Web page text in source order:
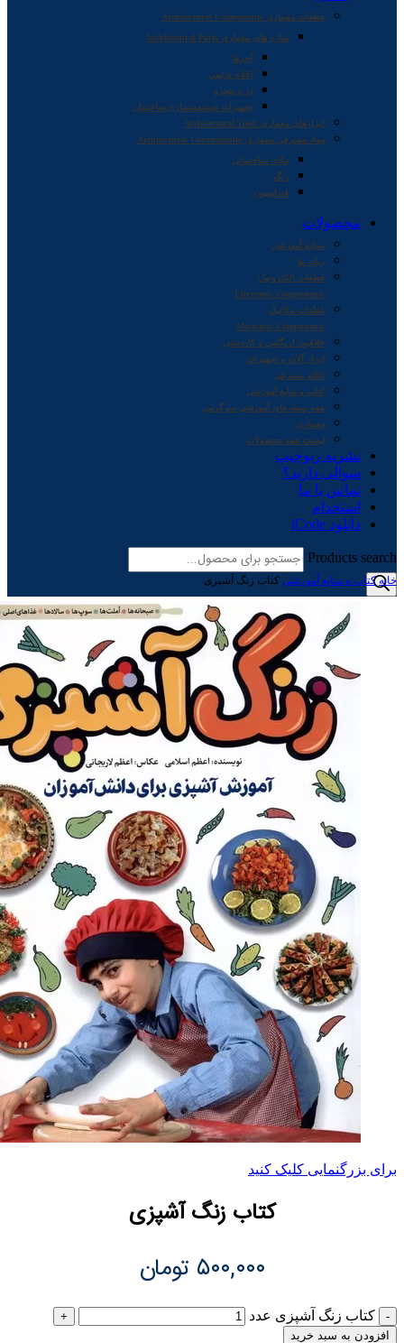
قطعات معماری Architectural Components
سازه های معماری Architectural Parts
آجرها
اقلام تزئینی
در و پنجره
تجهیزات هوشمندسازی ساختمان
ابزارهای معماری Architectural Tools
مواد مصرفی معماری Architectural Consumables
ملات ساختمانی
رنگ
فنداسیون
محصولات
صنایع آموزشی
ربات ها
قطعات الکترونیک
Electronic Components
قطعات مکانیک
Mechanic Components
خلاقیت اریگامی و کاردستی
ابزار آلات و تجهیزات
اقلام مصرفی
کتاب و منابع آموزشی
همه بسته های آموزشی-سرگرمی
معماری
لیست همه محصولات
نشریه ربوچیپ
سوالی دارید؟
تماس با ما
استخدام
دانلود iCode
Products search
خانه کتاب و منابع آموزشی کتاب زنگ آشپزی
برای بزرگنمایی کلیک کنید
کتاب زنگ آشپزی
۵۰۰,۰۰۰ تومان
کتاب زنگ آشپزی عدد
افزودن به سبد خرید